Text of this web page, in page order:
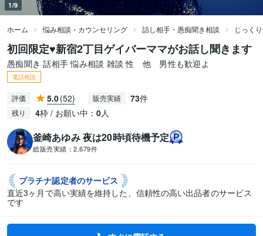
1/9
ホーム 悩み相談・カウンセリング 話し相手・愚痴聞き相談 じっく
初回限定♥新宿2丁目ゲイバーママがお話し聞きます
愚痴聞き 話相手 悩み相談 雑談 性 他 男性も歓迎よ
電話相談
評価 5.0(52) 販売実績 73件
残り 4枠 / お願い中： 0人
釜崎あゆみ 夜は20時頃待機予定
総販売実績： 2,679件
プラチナ認定者のサービス
直近3ヶ月で高い実績を維持した、信頼性の高い出品者のサービス
です